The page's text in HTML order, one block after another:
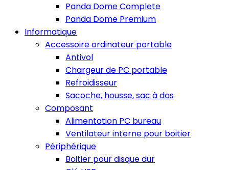
Panda Dome Complete
Panda Dome Premium
Informatique
Accessoire ordinateur portable
Antivol
Chargeur de PC portable
Refroidisseur
Sacoche, housse, sac à dos
Composant
Alimentation PC bureau
Ventilateur interne pour boitier
Périphérique
Boitier pour disque dur